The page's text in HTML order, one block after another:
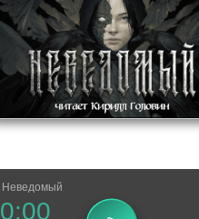
Неведомый
0:00